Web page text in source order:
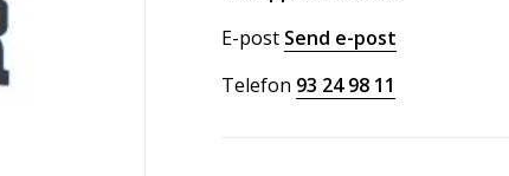
E-post Send e-post
Telefon 93 24 98 11